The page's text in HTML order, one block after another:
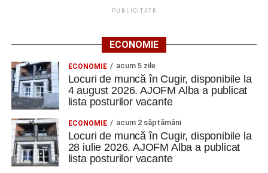
PUBLICITATE
ECONOMIE
ECONOMIE acum 5 zile
Locuri de muncă în Cugir, disponibile la
4 august 2026. AJOFM Alba a publicat
lista posturilor vacante
ECONOMIE acum 2 săptămâni
Locuri de muncă în Cugir, disponibile la
28 iulie 2026. AJOFM Alba a publicat
lista posturilor vacante